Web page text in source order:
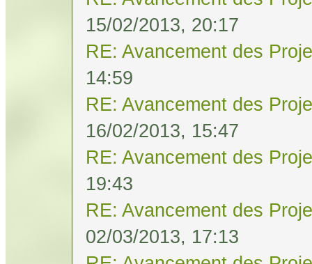
15/02/2013, 20:17
RE: Avancement des
14:59
RE: Avancement des
16/02/2013, 15:47
RE: Avancement des
19:43
RE: Avancement des
02/03/2013, 17:13